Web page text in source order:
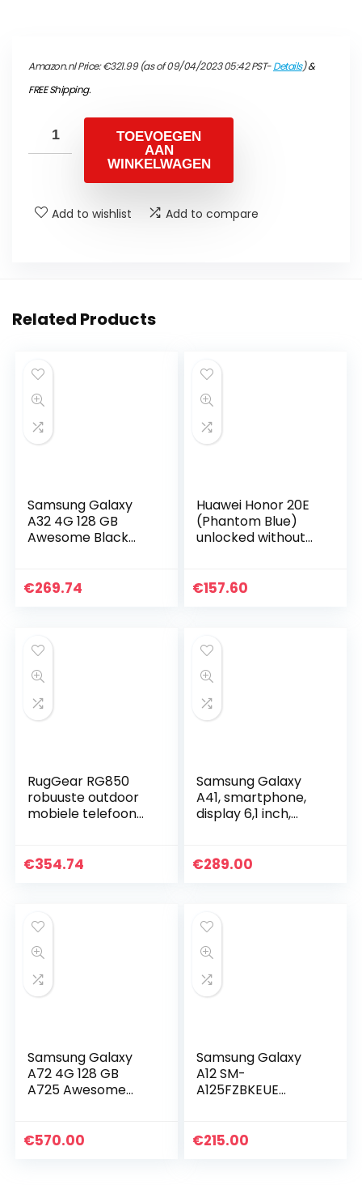
Amazon.nl Price:€321.99(as of 09/04/2023 05:42 PST-Details)&
FREE Shipping.
TOEVOEGEN
AAN
WINKELWAGEN
Add to wishlist Add to compare
Related Products
Samsung Galaxy
A32 4G 128 GB
Awesome Black
€269.74
Huawei Honor 20E
(Phantom Blue)
unlocked without
€157.60
RugGear RG850
robuuste outdoor
mobiele telefoon
waterdicht,
€354.74
Samsung Galaxy
A41, smartphone,
display 6,1 inch,
achteraan, 64 GB
€289.00
Samsung Galaxy
A72 4G 128 GB
A725 Awesome
Branding
€570.00
Samsung Galaxy
A12 SM-
A125FZBKEUE
SIM 4G USB Type-C
€215.00